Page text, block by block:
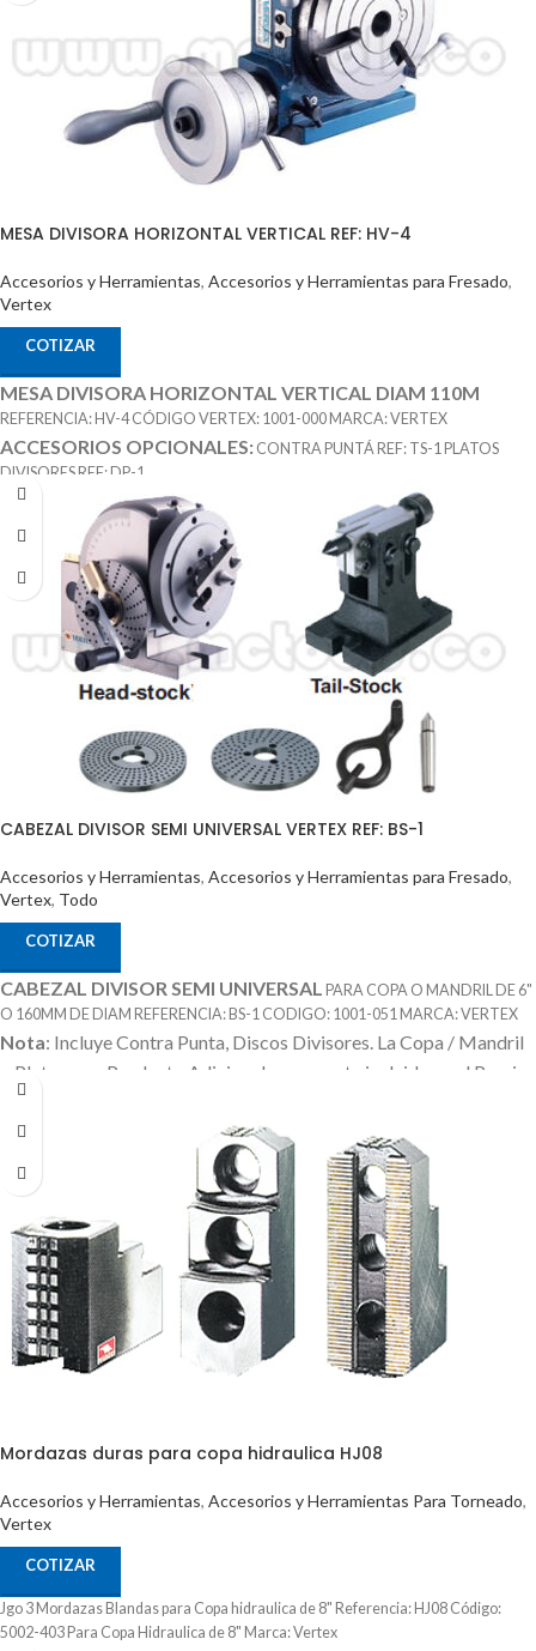
MESA DIVISORA HORIZONTAL VERTICAL REF: HV-4
Accesorios y Herramientas, Accesorios y Herramientas para Fresado,
Vertex
COTIZAR
MESA DIVISORA HORIZONTAL VERTICAL DIAM 110M
REFERENCIA: HV-4 CÓDIGO VERTEX: 1001-000 MARCA: VERTEX
ACCESORIOS OPCIONALES: CONTRA PUNTÁ REF: TS-1 PLATOS
DIVISORES REF: DP-1
CABEZAL DIVISOR SEMI UNIVERSAL VERTEX REF: BS-1
Accesorios y Herramientas, Accesorios y Herramientas para Fresado,
Vertex, Todo
COTIZAR
CABEZAL DIVISOR SEMI UNIVERSAL PARA COPA O MANDRIL DE 6"
O 160MM DE DIAM REFERENCIA: BS-1 CODIGO: 1001-051 MARCA: VERTEX
Nota: Incluye Contra Punta, Discos Divisores. La Copa / Mandril
o Plato es un Producto Adicional que no esta incluido en el Precio
Mordazas duras para copa hidraulica HJ08
Accesorios y Herramientas, Accesorios y Herramientas Para Torneado,
Vertex
COTIZAR
Jgo 3 Mordazas Blandas para Copa hidraulica de 8" Referencia: HJ08 Código:
5002-403 Para Copa Hidraulica de 8" Marca: Vertex